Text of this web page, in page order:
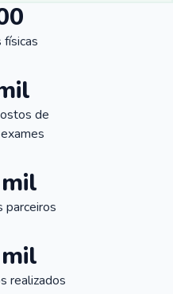
físicas
de
parceiros
realizados